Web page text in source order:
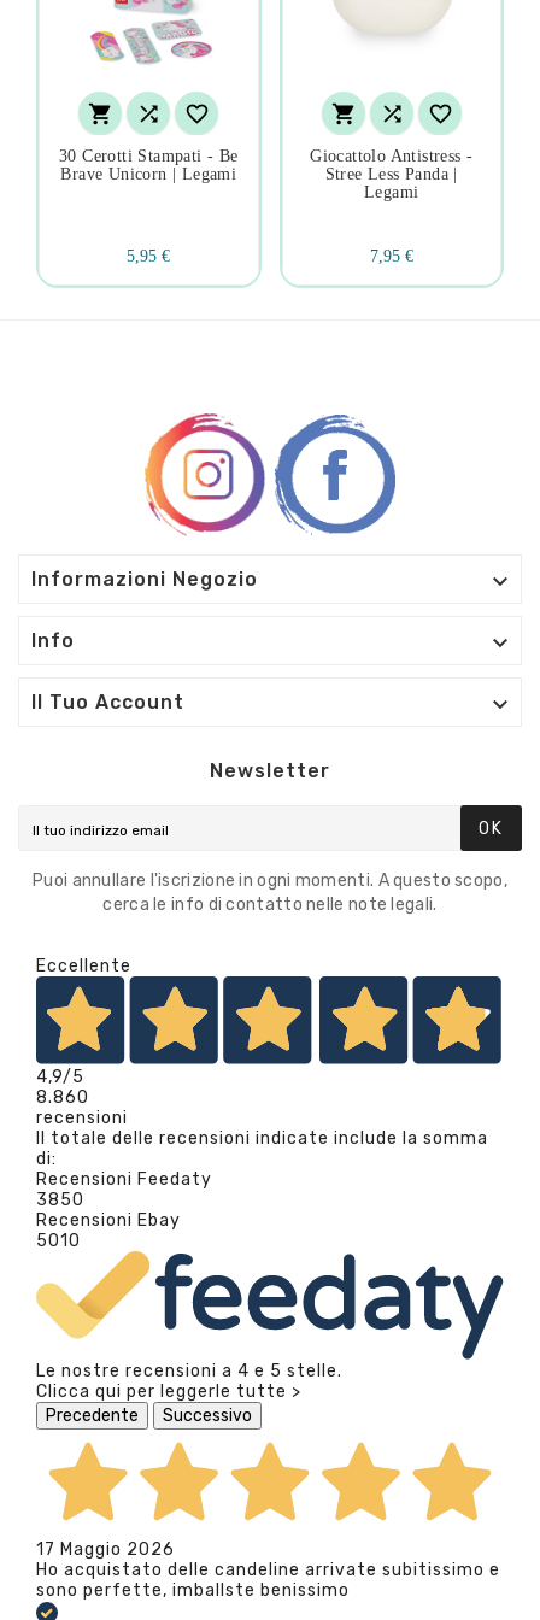
  
30 Cerotti Stampati - Be
Brave Unicorn | Legami
5,95 €
  
Giocattolo Antistress -
Stree Less Panda |
Legami
7,95 €
Informazioni Negozio 
Info 
Il Tuo Account 
Newsletter
OK
Puoi annullare l'iscrizione in ogni momenti. A questo scopo,
cerca le info di contatto nelle note legali.
Eccellente
4,9/5
8.860
recensioni
Il totale delle recensioni indicate include la somma
di:
Recensioni Feedaty
3850
Recensioni Ebay
5010
Le nostre recensioni a 4 e 5 stelle.
Clicca qui per leggerle tutte >
Precedente
Successivo
17 Maggio 2026
Ho acquistato delle candeline arrivate subitissimo e
sono perfette, imballste benissimo